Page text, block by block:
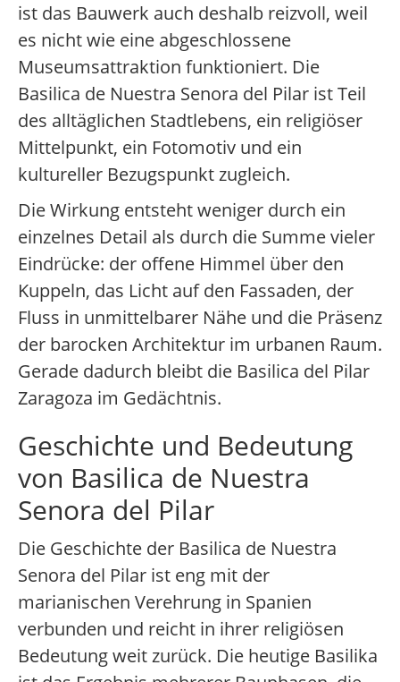
ist das Bauwerk auch deshalb reizvoll, weil
es nicht wie eine abgeschlossene
Museumsattraktion funktioniert. Die
Basilica de Nuestra Senora del Pilar ist Teil
des alltäglichen Stadtlebens, ein religiöser
Mittelpunkt, ein Fotomotiv und ein
kultureller Bezugspunkt zugleich.
Die Wirkung entsteht weniger durch ein
einzelnes Detail als durch die Summe vieler
Eindrücke: der offene Himmel über den
Kuppeln, das Licht auf den Fassaden, der
Fluss in unmittelbarer Nähe und die Präsenz
der barocken Architektur im urbanen Raum.
Gerade dadurch bleibt die Basilica del Pilar
Zaragoza im Gedächtnis.
Geschichte und Bedeutung
von Basilica de Nuestra
Senora del Pilar
Die Geschichte der Basilica de Nuestra
Senora del Pilar ist eng mit der
marianischen Verehrung in Spanien
verbunden und reicht in ihrer religiösen
Bedeutung weit zurück. Die heutige Basilika